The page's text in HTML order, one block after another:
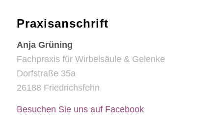
Praxisanschrift
Anja Grüning
Fachpraxis für Wirbelsäule & Gelenke
Dorfstraße 35a
26188 Friedrichsfehn
Besuchen Sie uns auf Facebook